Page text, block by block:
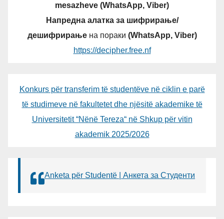
mesazheve (WhatsApp, Viber)
Напредна алатка за шифрирање/
дешифрирањена пораки (WhatsApp, Viber)
https://decipher.free.nf
Konkurs për transferim të studentëve në ciklin e parë
të studimeve në fakultetet dhe njësitë akademike të
Universitetit “Nënë Tereza“ në Shkup për vitin
akademik 2025/2026
Anketa për Studentë | Анкета за Студенти